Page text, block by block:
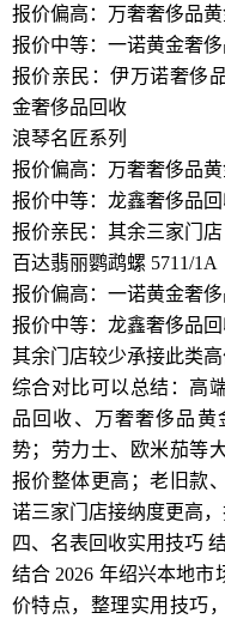
报价偏高：万奢奢侈品
报价中等：一诺黄金奢
报价亲民：伊万诺奢侈
金奢侈品回收
浪琴名匠系列
报价偏高：万奢奢侈品
报价中等：龙鑫奢侈品
报价亲民：其余三家门店
百达翡丽鹦鹉螺 5711/1A
报价偏高：一诺黄金奢
报价中等：龙鑫奢侈品
其余门店较少承接此类高
综合对比可以总结：高
品回收、万奢奢侈品
势；劳力士、欧米茄等
报价整体更高；老旧款
诺三家门店接纳度更高，
四、名表回收实用技巧
结合 2026 年绍兴本地
价特点，整理实用技巧